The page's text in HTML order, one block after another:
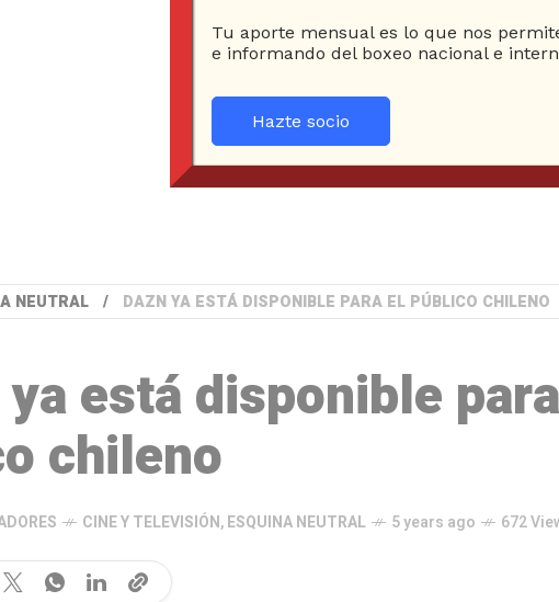
NEUTRAL DAZN YA ESTÁ DISPONIBLE PARA EL PÚBLICO CHILENO
ya está disponible
chileno
CINE Y TELEVISIÓN,ESQUINA NEUTRAL 5 years ago 672
Tu aporte mensual es lo que nos
e informando del boxeo nacional e
Hazte socio